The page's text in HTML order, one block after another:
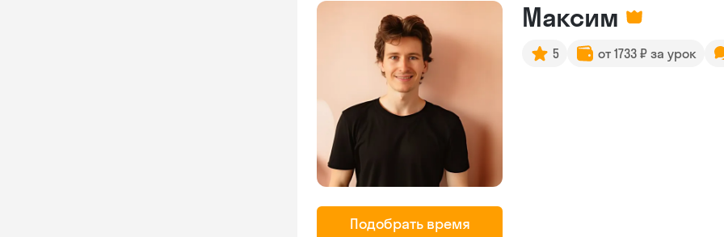
Подобрать время
Максим
5 от 1733 ₽ за урок